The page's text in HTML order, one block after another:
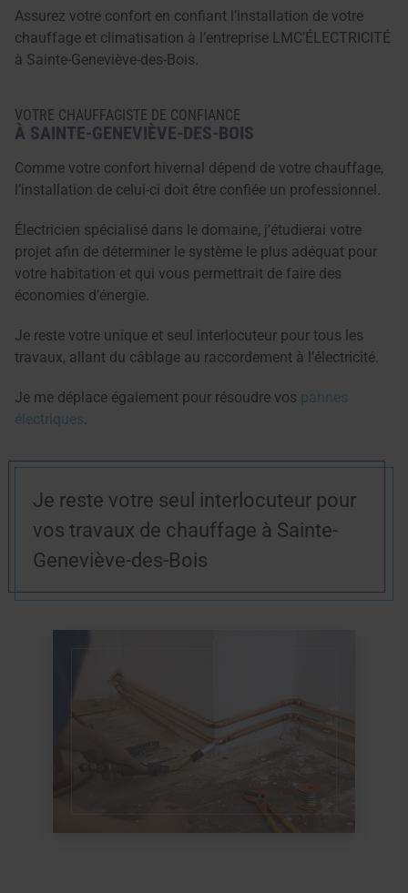
Assurez votre confort en confiant l’installation de votre
chauffage et climatisation à l’entreprise LMC’ÉLECTRICITÉ
à Sainte-Geneviève-des-Bois.
VOTRE CHAUFFAGISTE DE CONFIANCE
À SAINTE-GENEVIÈVE-DES-BOIS
Comme votre confort hivernal dépend de votre chauffage,
l’installation de celui-ci doit être confiée un professionnel.
Électricien spécialisé dans le domaine, j’étudierai votre
projet afin de déterminer le système le plus adéquat pour
votre habitation et qui vous permettrait de faire des
économies d’énergie.
Je reste votre unique et seul interlocuteur pour tous les
travaux, allant du câblage au raccordement à l’électricité.
Je me déplace également pour résoudre vos pannes
électriques.
Je reste votre seul interlocuteur pour
vos travaux de chauffage à Sainte-
Geneviève-des-Bois